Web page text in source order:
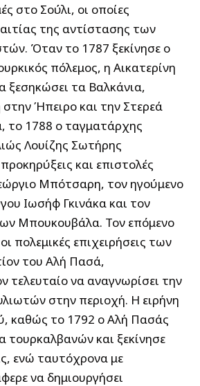
στο Σούλι, οι οποίες
της αντίστασης των
Όταν το 1787 ξεκίνησε ο
πόλεμος, η Αικατερίνη
ξεσηκώσει τα Βαλκάνια,
Ήπειρο και την Στερεά
το 1788 ο ταγματάρχης
Λουίζης Σωτήρης
και επιστολές
Μπότσαρη, τον ηγούμενο
Ιωσήφ Γκινάκα και τον
Μπουκουβάλα. Τον επόμενο
πολεμικές επιχειρήσεις των
του Αλή Πασά,
τελευταίο να αναγνωρίσει την
στην περιοχή. Η ειρήνη
καθώς το 1792 ο Αλή Πασάς
και ξεκίνησε
ενώ ταυτόχρονα με
να δημιουργήσει